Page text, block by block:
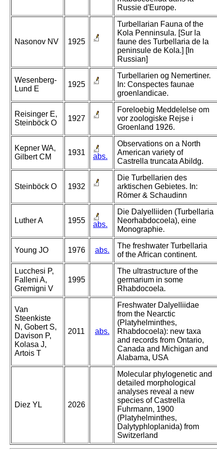
Russie d'Europe.
Nasonov NV 1925
Turbellarian Fauna of the
Kola Penninsula. [Sur la
faune des Turbellaria de la
peninsule de Kola.] [In
Russian]
Wesenberg-
Lund E
1925
Turbellarien og Nemertiner.
In: Conspectes faunae
groenlandicae.
Reisinger E,
Steinböck O
1927
Foreloebig Meddelelse om
vor zoologiske Rejse i
Groenland 1926.
Kepner WA,
Gilbert CM
1931 abs.
Observations on a North
American variety of
Castrella truncata Abildg.
Steinböck O 1932
Die Turbellarien des
arktischen Gebietes. In:
Römer & Schaudinn
Luther A 1955 abs.
Die Dalyelliiden (Turbellaria
Neorhabdocoela), eine
Monographie.
Young JO 1976 abs.
The freshwater Turbellaria
of the African continent.
Lucchesi P,
Falleni A,
Gremigni V
1995
The ultrastructure of the
germarium in some
Rhabdocoela.
Van
Steenkiste
N, Gobert S,
Davison P,
Kolasa J,
Artois T
2011 abs.
Freshwater Dalyelliidae
from the Nearctic
(Platyhelminthes,
Rhabdocoela): new taxa
and records from Ontario,
Canada and Michigan and
Alabama, USA
Diez YL 2026
Molecular phylogenetic and
detailed morphological
analyses reveal a new
species of Castrella
Fuhrmann, 1900
(Platyhelminthes,
Dalytyphloplanida) from
Switzerland